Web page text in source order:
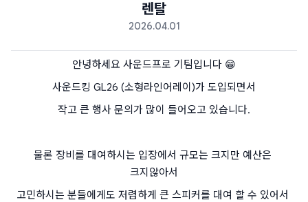
렌탈
2026.04.01
안녕하세요 사운드프로 기팀입니다 😁
사운드킹 GL26 (소형라인어레이)가 도입되면서
작고 큰 행사 문의가 많이 들어오고 있습니다.
물론 장비를 대여하시는 입장에서 규모는 크지만 예산은
크지않아서
고민하시는 분들에게도 저렴하게 큰 스피커를 대여 할 수 있어서